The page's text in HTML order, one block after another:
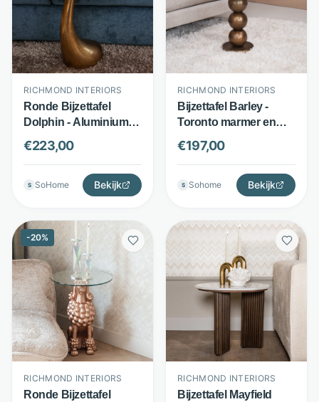
RICHMOND INTERIORS
Ronde Bijzettafel
Dolphin - Aluminium -
Compact design 45 cm
- Goud - Richmond
Interiors
€223,00
S SoHome Bekijk
RICHMOND INTERIORS
Bijzettafel Barley -
Toronto marmer en
aluminium - Ronde
bijzettafel - Beige -
Richmond Interiors
€197,00
S Sohome Bekijk
-20%
RICHMOND INTERIORS
Ronde Bijzettafel
RICHMOND INTERIORS
Bijzettafel Mayfield